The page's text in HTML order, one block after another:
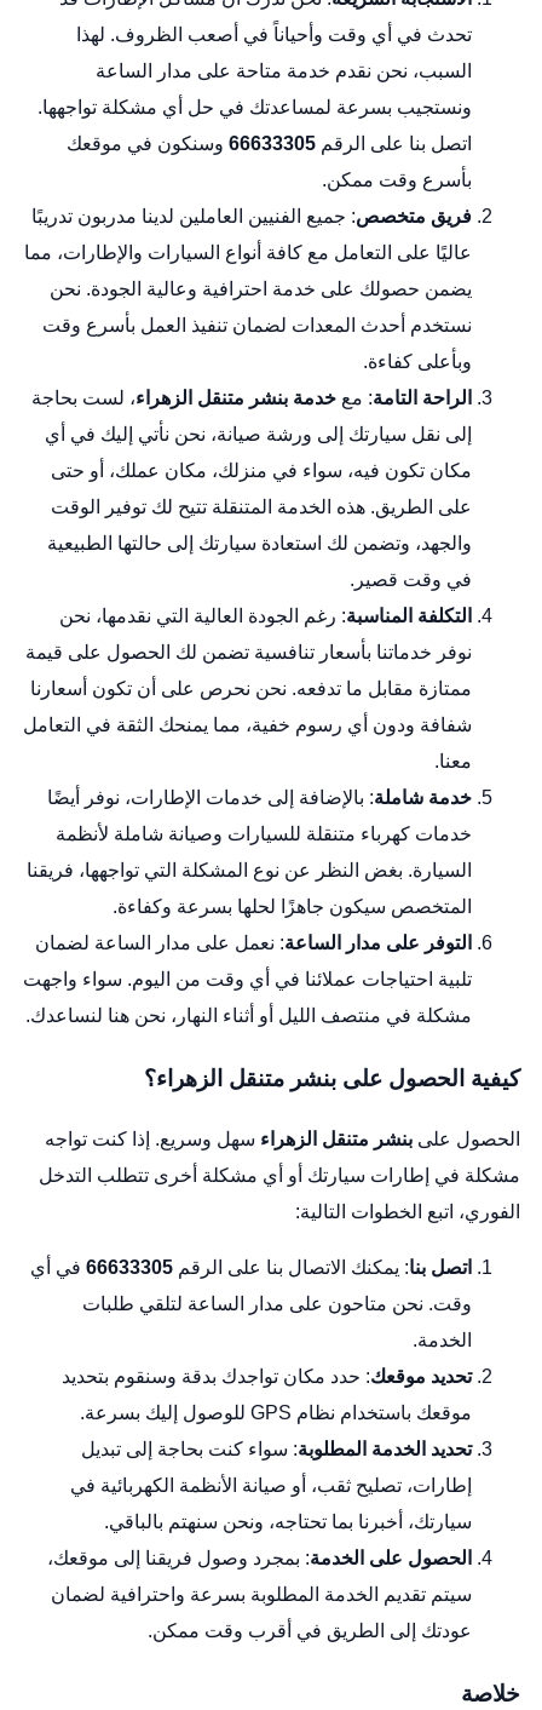
تحدث في أي وقت وأحياناً في أصعب الظروف. لهذا
السبب، نحن نقدم خدمة متاحة على مدار الساعة
ونستجيب بسرعة لمساعدتك في حل أي مشكلة تواجهها.
اتصل بنا على الرقم 66633305وسنكون في موقعك
بأسرع وقت ممكن.
فريق متخصص: جميع الفنيين العاملين لدينا مدربون تدريبًا
عاليًا على التعامل مع كافة أنواع السيارات والإطارات، مما
يضمن حصولك على خدمة احترافية وعالية الجودة. نحن
نستخدم أحدث المعدات لضمان تنفيذ العمل بأسرع وقت
وبأعلى كفاءة.
الراحة التامة: مع خدمة بنشر متنقل الزهراء، لست بحاجة
إلى نقل سيارتك إلى ورشة صيانة، نحن نأتي إليك في أي
مكان تكون فيه، سواء في منزلك، مكان عملك، أو حتى
على الطريق. هذه الخدمة المتنقلة تتيح لك توفير الوقت
والجهد، وتضمن لك استعادة سيارتك إلى حالتها الطبيعية
في وقت قصير.
التكلفة المناسبة: رغم الجودة العالية التي نقدمها، نحن
نوفر خدماتنا بأسعار تنافسية تضمن لك الحصول على قيمة
ممتازة مقابل ما تدفعه. نحن نحرص على أن تكون أسعارنا
شفافة ودون أي رسوم خفية، مما يمنحك الثقة في التعامل
معنا.
خدمة شاملة: بالإضافة إلى خدمات الإطارات، نوفر أيضًا
خدمات كهرباء متنقلة للسيارات وصيانة شاملة لأنظمة
السيارة. بغض النظر عن نوع المشكلة التي تواجهها، فريقنا
المتخصص سيكون جاهزًا لحلها بسرعة وكفاءة.
التوفر على مدار الساعة: نعمل على مدار الساعة لضمان
تلبية احتياجات عملائنا في أي وقت من اليوم. سواء واجهت
مشكلة في منتصف الليل أو أثناء النهار، نحن هنا لنساعدك.
كيفية الحصول على بنشر متنقل الزهراء؟
الحصول على بنشر متنقل الزهراء سهل وسريع. إذا كنت تواجه
مشكلة في إطارات سيارتك أو أي مشكلة أخرى تتطلب التدخل
الفوري، اتبع الخطوات التالية:
اتصل بنا: يمكنك الاتصال بنا على الرقم 66633305في أي
وقت. نحن متاحون على مدار الساعة لتلقي طلبات
الخدمة.
تحديد موقعك: حدد مكان تواجدك بدقة وسنقوم بتحديد
موقعك باستخدام نظام GPS للوصول إليك بسرعة.
تحديد الخدمة المطلوبة: سواء كنت بحاجة إلى تبديل
إطارات، تصليح ثقب، أو صيانة الأنظمة الكهربائية في
سيارتك، أخبرنا بما تحتاجه، ونحن سنهتم بالباقي.
الحصول على الخدمة: بمجرد وصول فريقنا إلى موقعك،
سيتم تقديم الخدمة المطلوبة بسرعة واحترافية لضمان
عودتك إلى الطريق في أقرب وقت ممكن.
خلاصة